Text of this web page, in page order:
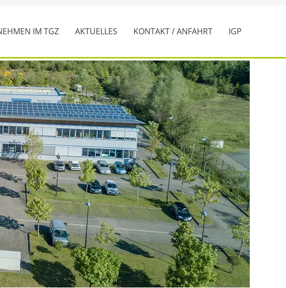
IM TGZ AKTUELLES KONTAKT / ANFAHRT IGP